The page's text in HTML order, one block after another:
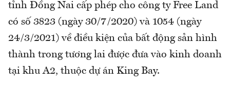
tỉnh Đồng Nai cấp phép cho công ty Free Land
có số 3823 (ngày 30/7/2020) và 1054 (ngày
24/3/2021) về điều kiện của bất động sản hình
thành trong tương lai được đưa vào kinh doanh
tại khu A2, thuộc dự án King Bay.